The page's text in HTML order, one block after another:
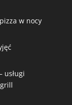
w nocy
usługi